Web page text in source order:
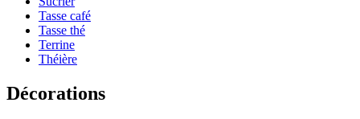
Tasse café
Tasse thé
Terrine
Théière
Décorations